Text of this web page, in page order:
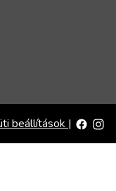
beállítások |